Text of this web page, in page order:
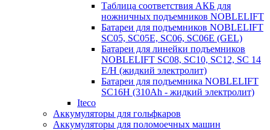
Таблица соответствия АКБ для
ножничных подъемников NOBLELIFT
Батареи для подъемников NOBLELIFT
SC05, SC05E, SC06, SC06E (GEL)
Батареи для линейки подъемников
NOBLELIFT SC08, SC10, SC12, SC 14
E/H (жидкий электролит)
Батареи для подъемника NOBLELIFT
SC16H (310Ah - жидкий электролит)
Iteco
Аккумуляторы для гольфкаров
Аккумуляторы для поломоечных машин